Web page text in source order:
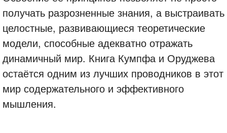
получать разрозненные знания, а выстраивать
целостные, развивающиеся теоретические
модели, способные адекватно отражать
динамичный мир. Книга Кумпфа и Оруджева
остаётся одним из лучших проводников в этот
мир содержательного и эффективного
мышления.